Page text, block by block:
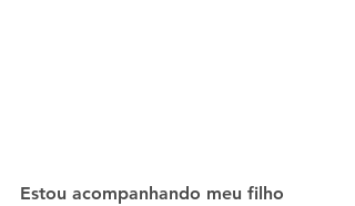
Estou acompanhando meu filho